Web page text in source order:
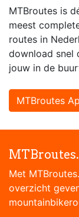
MTBroutes is
meest
routes in
download snel
jouw in de
MTBroutes
Met
overzicht